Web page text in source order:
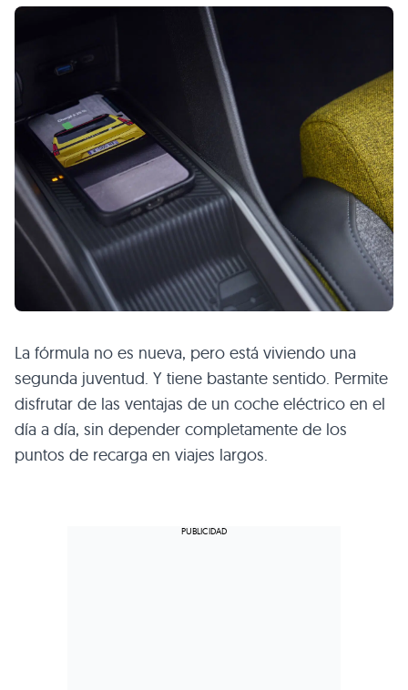
La fórmula no es nueva, pero está viviendo una
segunda juventud. Y tiene bastante sentido. Permite
disfrutar de las ventajas de un coche eléctrico en el
día a día, sin depender completamente de los
puntos de recarga en viajes largos.